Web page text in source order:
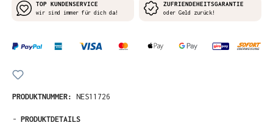
TOP KUNDENSERVICE
wir sind immer für dich da!
ZUFRIENDEHEITSGARANTIE
oder Geld zurück!
PRODUKTNUMMER: NES11726
- PRODUKTDETAILS